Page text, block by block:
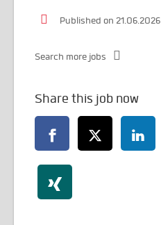
Published on 21.06.2026
Search more jobs
Share this job now